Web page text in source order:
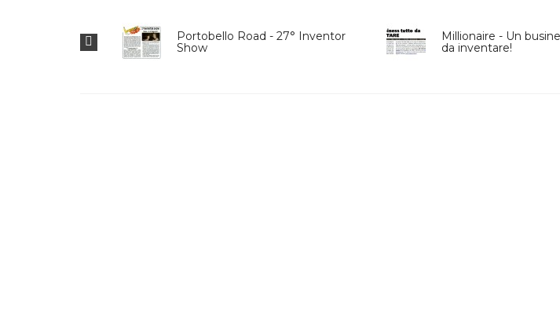
Portobello Road - 27° Inventor
Show
Millionaire - Un business tutto
da inventare!